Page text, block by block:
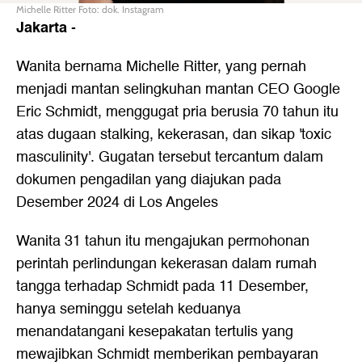
Michelle Ritter Foto: dok. Instagram
Jakarta-
Wanita bernama Michelle Ritter, yang pernah
menjadi mantan selingkuhan mantan CEO Google
Eric Schmidt, menggugat pria berusia 70 tahun itu
atas dugaan stalking, kekerasan, dan sikap 'toxic
masculinity'. Gugatan tersebut tercantum dalam
dokumen pengadilan yang diajukan pada
Desember 2024 di Los Angeles
Wanita 31 tahun itu mengajukan permohonan
perintah perlindungan kekerasan dalam rumah
tangga terhadap Schmidt pada 11 Desember,
hanya seminggu setelah keduanya
menandatangani kesepakatan tertulis yang
mewajibkan Schmidt memberikan pembayaran